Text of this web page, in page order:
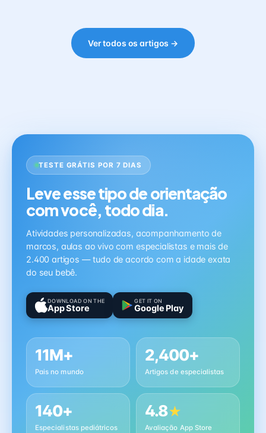
Ver todos os artigos →
TESTE GRÁTIS POR 7 DIAS
Leve esse tipo de orientação
com você, todo dia.
Atividades personalizadas, acompanhamento de
marcos, aulas ao vivo com especialistas e mais de
2.400 artigos — tudo de acordo com a idade exata
do seu bebê.
DOWNLOAD ON THE
App Store
GET IT ON
Google Play
11M+
Pais no mundo
2,400+
Artigos de especialistas
140+
Especialistas pediátricos
4.8★
Avaliação App Store